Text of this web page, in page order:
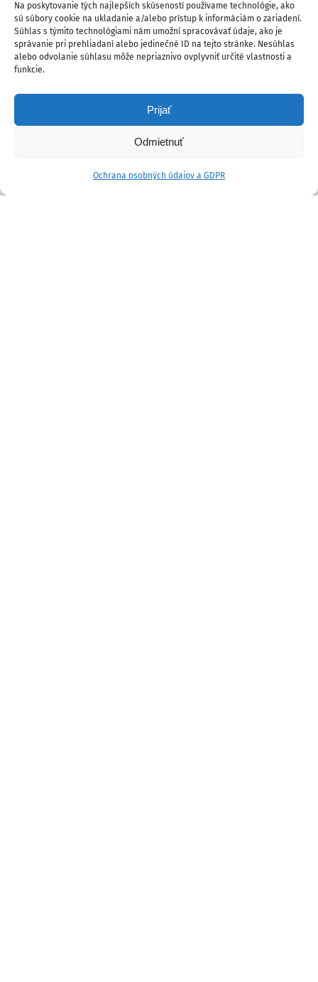
Na poskytovanie tých najlepších skúseností používame technológie, ako
sú súbory cookie na ukladanie a/alebo prístup k informáciám o zariadení.
Súhlas s týmito technológiami nám umožní spracovávať údaje, ako je
správanie pri prehliadaní alebo jedinečné ID na tejto stránke. Nesúhlas
alebo odvolanie súhlasu môže nepriaznivo ovplyvniť určité vlastnosti a
funkcie.
Prijať
Odmietnuť
Ochrana osobných údajov a GDPR